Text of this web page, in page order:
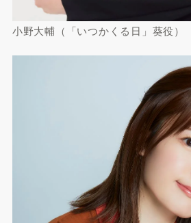
小野大輔（「いつかくる日」葵役）